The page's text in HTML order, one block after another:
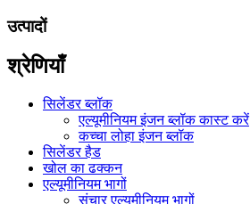
उत्पादों
श्रेणियाँ
सिलेंडर ब्लॉक
एल्यूमीनियम इंजन ब्लॉक कास्ट करें
कच्चा लोहा इंजन ब्लॉक
सिलेंडर हैड
खोल का ढक्कन
एल्यूमीनियम भागों
संचार एल्यूमीनियम भागों